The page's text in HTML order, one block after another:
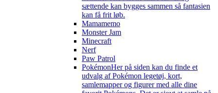
sættende kan bygges sammen så fantasien
kan få frit løb.
Mamamemo
Monster Jam
Minecraft
Nerf
Paw Patrol
PokémonHer på siden kan du finde et
udvalg af Pokémon legetøj, kort,
samlemapper og figurer med alle dine